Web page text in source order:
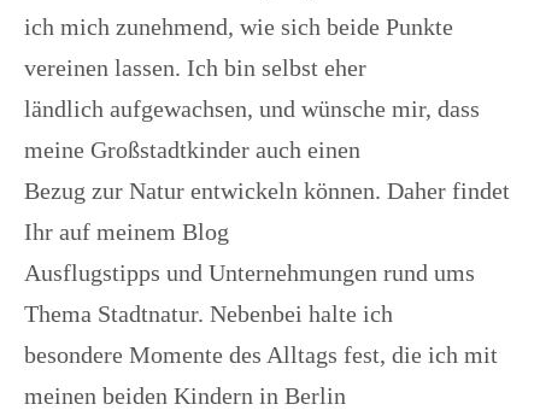
ich mich zunehmend, wie sich beide Punkte
vereinen lassen. Ich bin selbst eher
ländlich aufgewachsen, und wünsche mir, dass
meine Großstadtkinder auch einen
Bezug zur Natur entwickeln können. Daher findet
Ihr auf meinem Blog
Ausflugstipps und Unternehmungen rund ums
Thema Stadtnatur. Nebenbei halte ich
besondere Momente des Alltags fest, die ich mit
meinen beiden Kindern in Berlin